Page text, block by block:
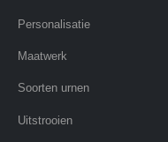
Personalisatie
Maatwerk
Soorten urnen
Uitstrooien